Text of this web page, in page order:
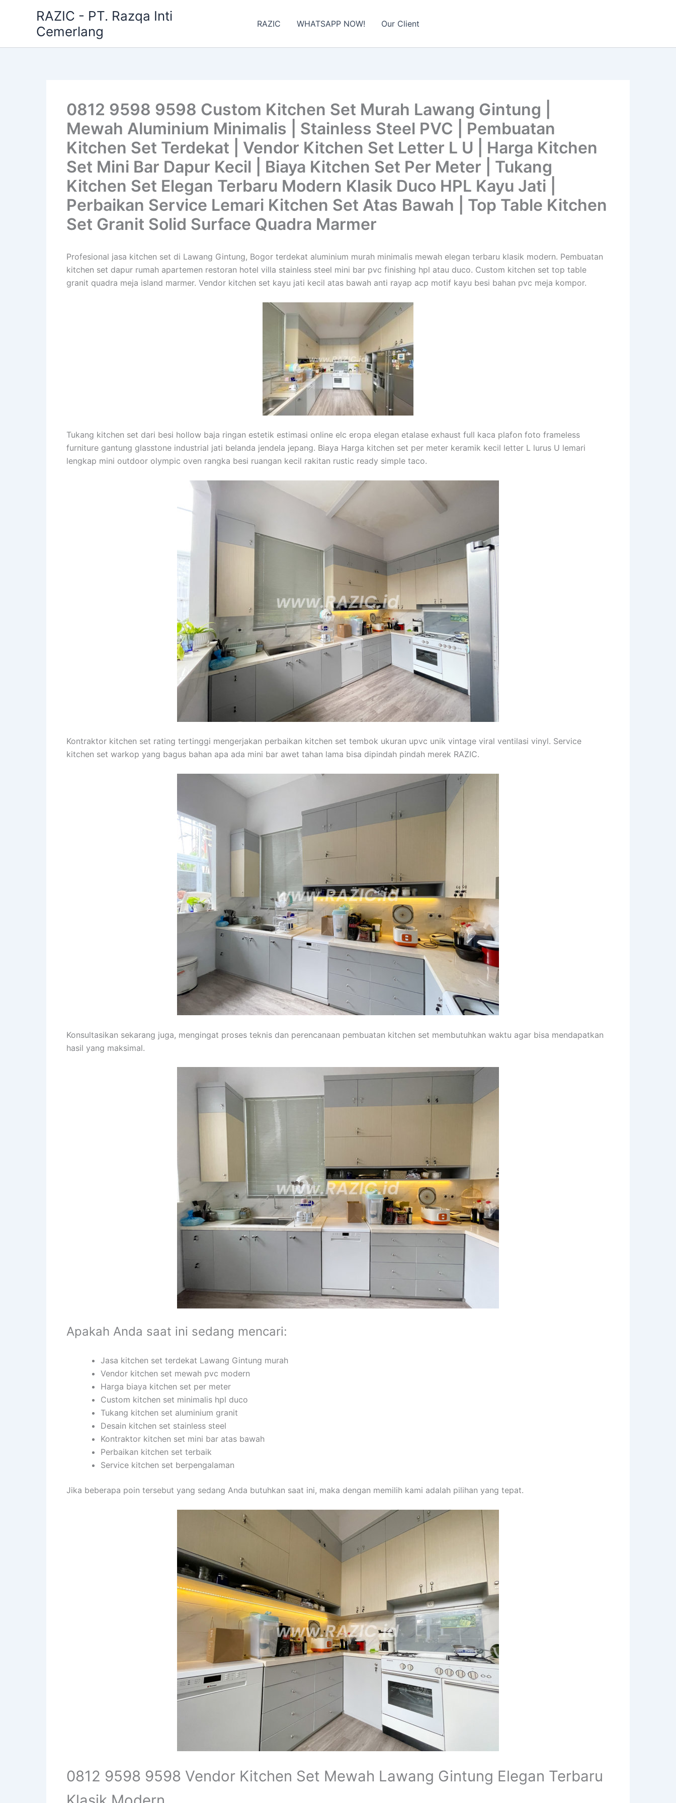
RAZIC - PT. Razqa Inti
Cemerlang
RAZIC WHATSAPP NOW! Our Client
0812 9598 9598 Custom Kitchen Set Murah Lawang Gintung |
Mewah Aluminium Minimalis | Stainless Steel PVC | Pembuatan
Kitchen Set Terdekat | Vendor Kitchen Set Letter L U | Harga Kitchen
Set Mini Bar Dapur Kecil | Biaya Kitchen Set Per Meter | Tukang
Kitchen Set Elegan Terbaru Modern Klasik Duco HPL Kayu Jati |
Perbaikan Service Lemari Kitchen Set Atas Bawah | Top Table Kitchen
Set Granit Solid Surface Quadra Marmer
Profesional jasa kitchen set di Lawang Gintung, Bogor terdekat aluminium murah minimalis mewah elegan terbaru klasik modern. Pembuatan
kitchen set dapur rumah apartemen restoran hotel villa stainless steel mini bar pvc finishing hpl atau duco. Custom kitchen set top table
granit quadra meja island marmer. Vendor kitchen set kayu jati kecil atas bawah anti rayap acp motif kayu besi bahan pvc meja kompor.
Tukang kitchen set dari besi hollow baja ringan estetik estimasi online elc eropa elegan etalase exhaust full kaca plafon foto frameless
furniture gantung glasstone industrial jati belanda jendela jepang. Biaya Harga kitchen set per meter keramik kecil letter L lurus U lemari
lengkap mini outdoor olympic oven rangka besi ruangan kecil rakitan rustic ready simple taco.
Kontraktor kitchen set rating tertinggi mengerjakan perbaikan kitchen set tembok ukuran upvc unik vintage viral ventilasi vinyl. Service
kitchen set warkop yang bagus bahan apa ada mini bar awet tahan lama bisa dipindah pindah merek RAZIC.
Konsultasikan sekarang juga, mengingat proses teknis dan perencanaan pembuatan kitchen set membutuhkan waktu agar bisa mendapatkan
hasil yang maksimal.
Apakah Anda saat ini sedang mencari:
Jasa kitchen set terdekat Lawang Gintung murah
Vendor kitchen set mewah pvc modern
Harga biaya kitchen set per meter
Custom kitchen set minimalis hpl duco
Tukang kitchen set aluminium granit
Desain kitchen set stainless steel
Kontraktor kitchen set mini bar atas bawah
Perbaikan kitchen set terbaik
Service kitchen set berpengalaman
Jika beberapa poin tersebut yang sedang Anda butuhkan saat ini, maka dengan memilih kami adalah pilihan yang tepat.
0812 9598 9598 Vendor Kitchen Set Mewah Lawang Gintung Elegan Terbaru